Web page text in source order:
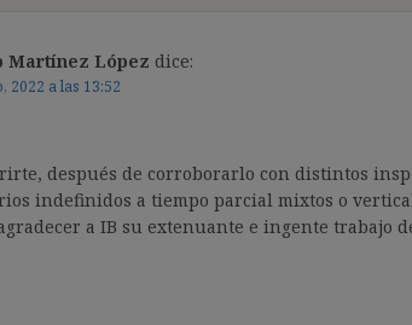
Martínez López dice:
2022 a las 13:52
después de corroborarlo con distintos
indefinidos a tiempo parcial mixtos o
a IB su extenuante e ingente trabajo